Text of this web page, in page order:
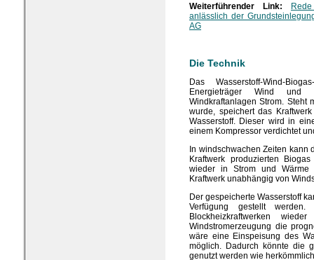
Weiterführender Link:
anlässlich der
AG
Die Technik
Das Wasserstoff-Wind-
Energieträger Wind und
Windkraftanlagen Strom. Steht
wurde, speichert das
Wasserstoff. Dieser wird in
einem Kompressor verdichtet
In windschwachen Zeiten kann
Kraftwerk produzierten
wieder in Strom und Wärme
Kraftwerk unabhängig von
Der gespeicherte Wasserstoff
Verfügung gestellt
Blockheizkraftwerken
Windstromerzeugung die
wäre eine Einspeisung des
möglich. Dadurch könnte die
genutzt werden wie